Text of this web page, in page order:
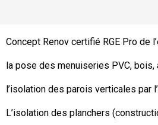
Concept Renov certifié RGE Pro de
la pose des menuiseries PVC, bois,
l’isolation des parois verticales par
L’isolation des planchers